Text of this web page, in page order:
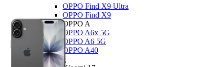
OPPO Find X9 Ultra
OPPO Find X9
OPPO A
OPPO A6x 5G
OPPO A6 5G
OPPO A40
Xiaomi